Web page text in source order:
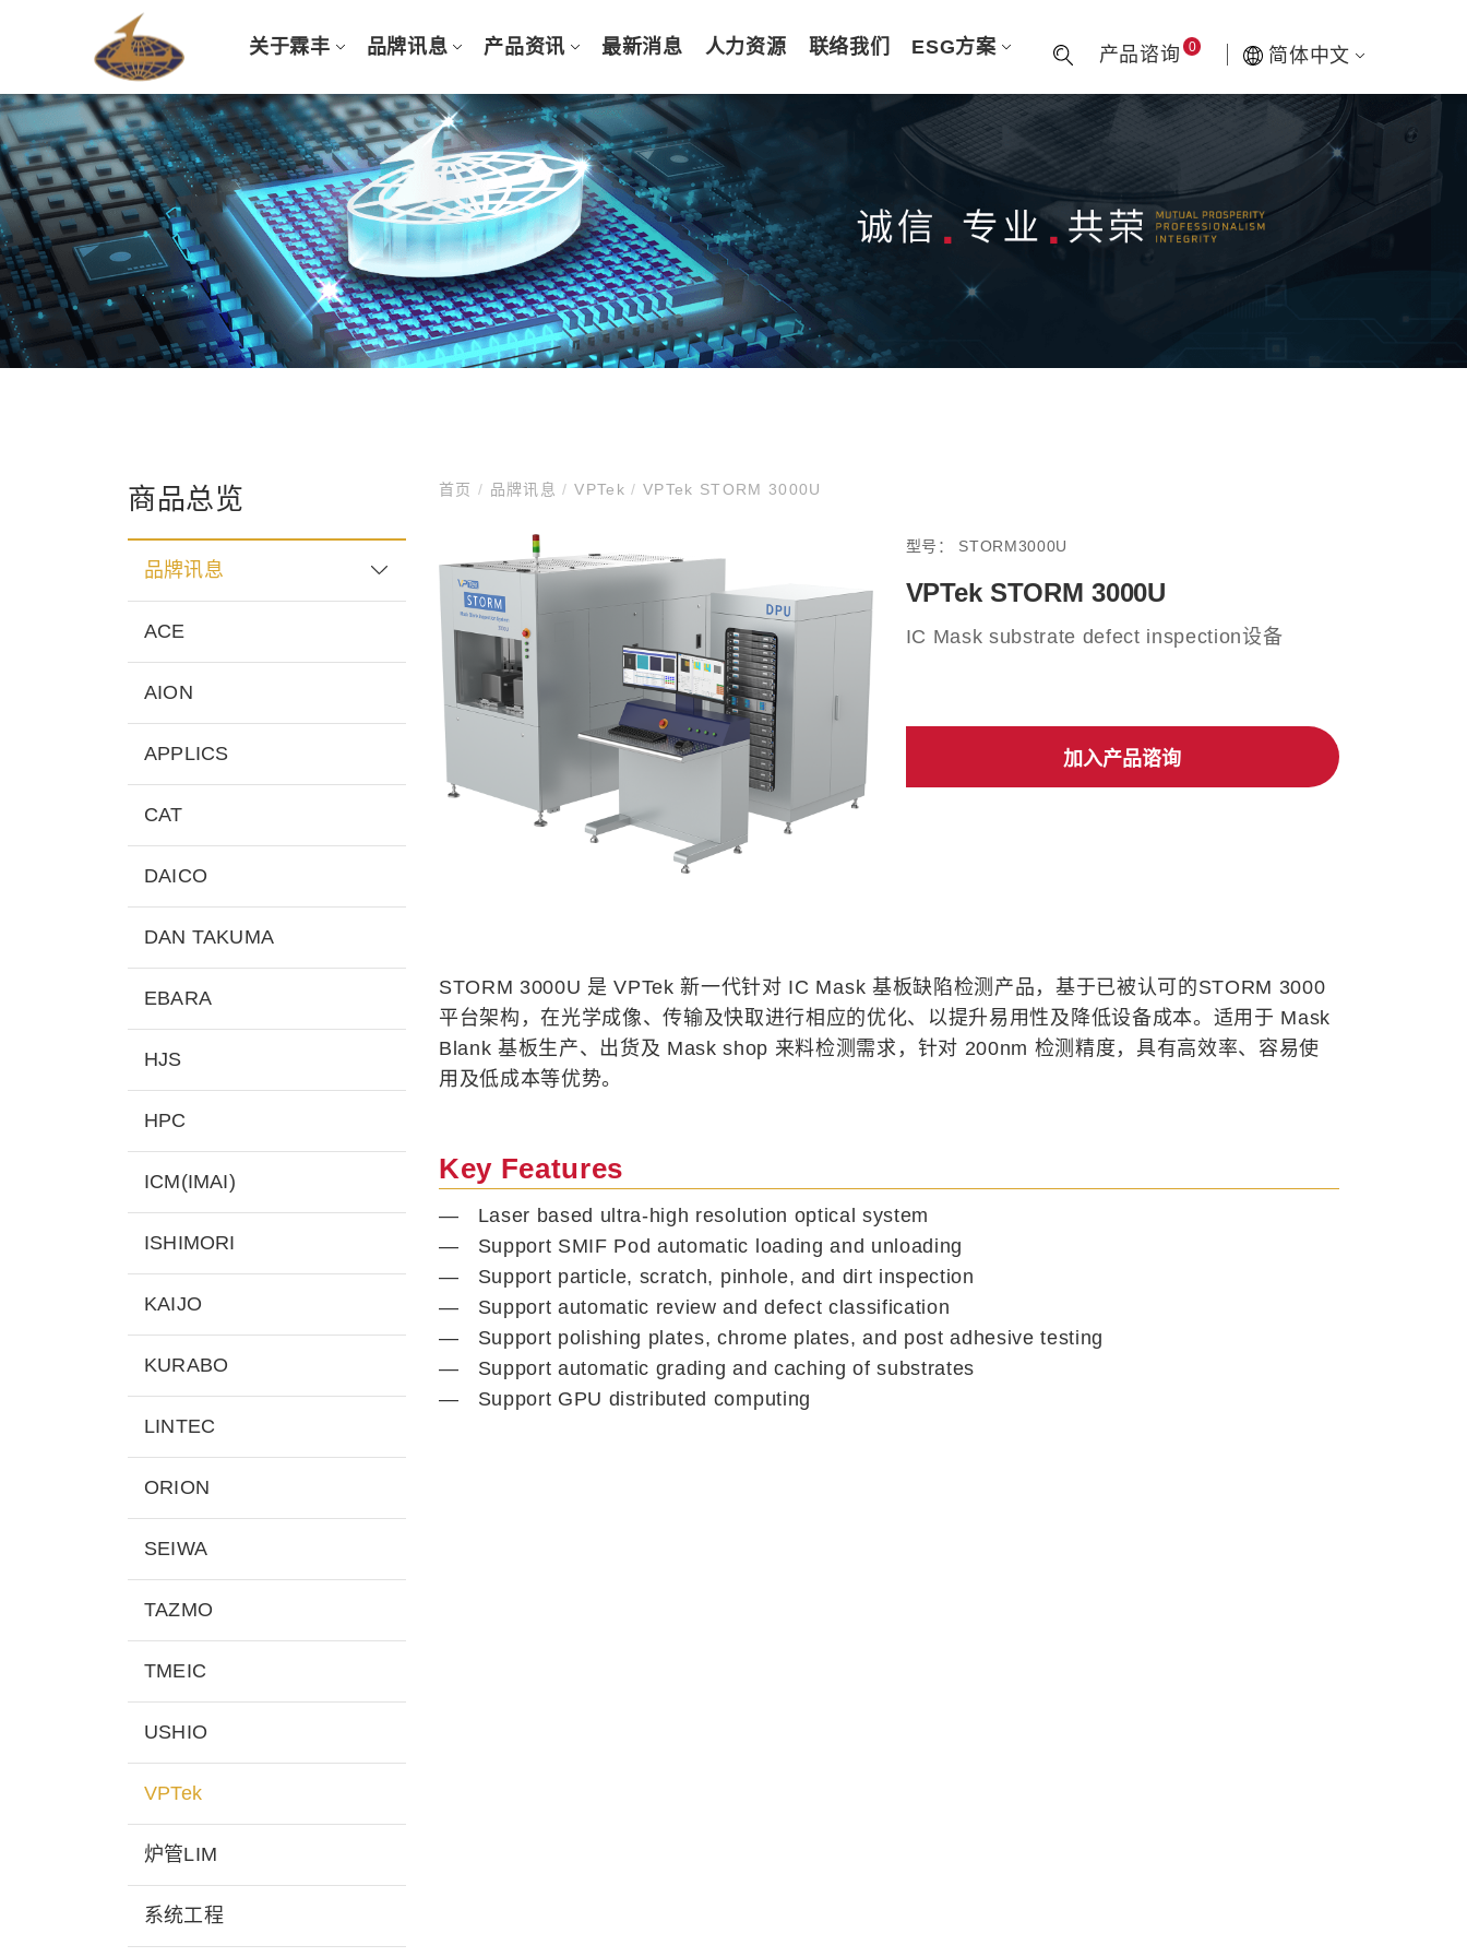
关于霖丰 品牌讯息 产品资讯 最新消息 人力资源 联络我们 ESG方案 产品谘询 0 简体中文
商品总览
品牌讯息
ACE
AION
APPLICS
CAT
DAICO
DAN TAKUMA
EBARA
HJS
HPC
ICM(IMAI)
ISHIMORI
KAIJO
KURABO
LINTEC
ORION
SEIWA
TAZMO
TMEIC
USHIO
VPTek
炉管LIM
系统工程
首页/ 品牌讯息/ VPTek/ VPTek STORM 3000U
型号： STORM3000U
VPTek STORM 3000U
IC Mask substrate defect inspection设备
加入产品谘询
STORM 3000U 是 VPTek 新一代针对 IC Mask 基板缺陷检测产品，基于已被认可的STORM 3000
平台架构，在光学成像、传输及快取进行相应的优化、以提升易用性及降低设备成本。适用于 Mask
Blank 基板生产、出货及 Mask shop 来料检测需求，针对 200nm 检测精度，具有高效率、容易使
用及低成本等优势。
Key Features
— Laser based ultra-high resolution optical system
— Support SMIF Pod automatic loading and unloading
— Support particle, scratch, pinhole, and dirt inspection
— Support automatic review and defect classification
— Support polishing plates, chrome plates, and post adhesive testing
— Support automatic grading and caching of substrates
— Support GPU distributed computing